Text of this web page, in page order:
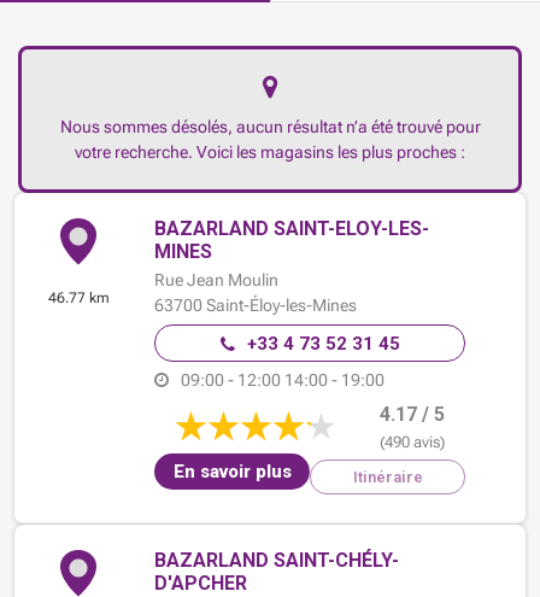
Nous sommes désolés, aucun résultat n’a été trouvé pour
votre recherche. Voici les magasins les plus proches :
46.77 km
BAZARLAND SAINT-ELOY-LES-
MINES
Rue Jean Moulin
63700 Saint-Éloy-les-Mines
+33 4 73 52 31 45
09:00 - 12:00 14:00 - 19:00
4.17 / 5
(490 avis)
En savoir plus Itinéraire
BAZARLAND SAINT-CHÉLY-
D'APCHER